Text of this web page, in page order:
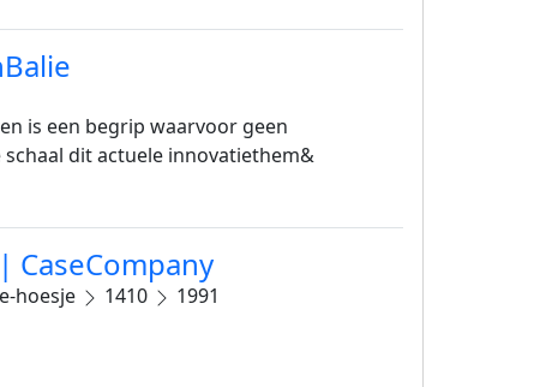
is een begrip waarvoor geen
dit actuele innovatiethem&
hoesje 1410
1991